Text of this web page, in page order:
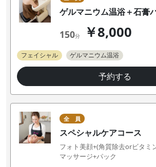
ゲルマニウム温浴＋石膏
150分 ￥8,000
フェイシャル ゲルマニウム温浴
予約する
全 員
スペシャルケアコース
フォト美顔+(角質除去orビタミ
マッサージ+パック